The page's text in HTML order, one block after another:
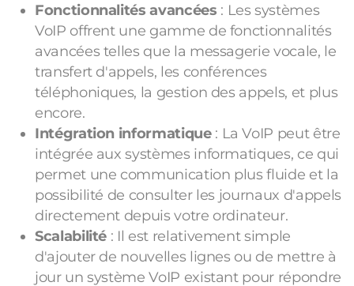
Fonctionnalités avancées : Les systèmes
VoIP offrent une gamme de fonctionnalités
avancées telles que la messagerie vocale, le
transfert d'appels, les conférences
téléphoniques, la gestion des appels, et plus
encore.
Intégration informatique: La VoIP peut être
intégrée aux systèmes informatiques, ce qui
permet une communication plus fluide et la
possibilité de consulter les journaux d'appels
directement depuis votre ordinateur.
Scalabilité : Il est relativement simple
d'ajouter de nouvelles lignes ou de mettre à
jour un système VoIP existant pour répondre